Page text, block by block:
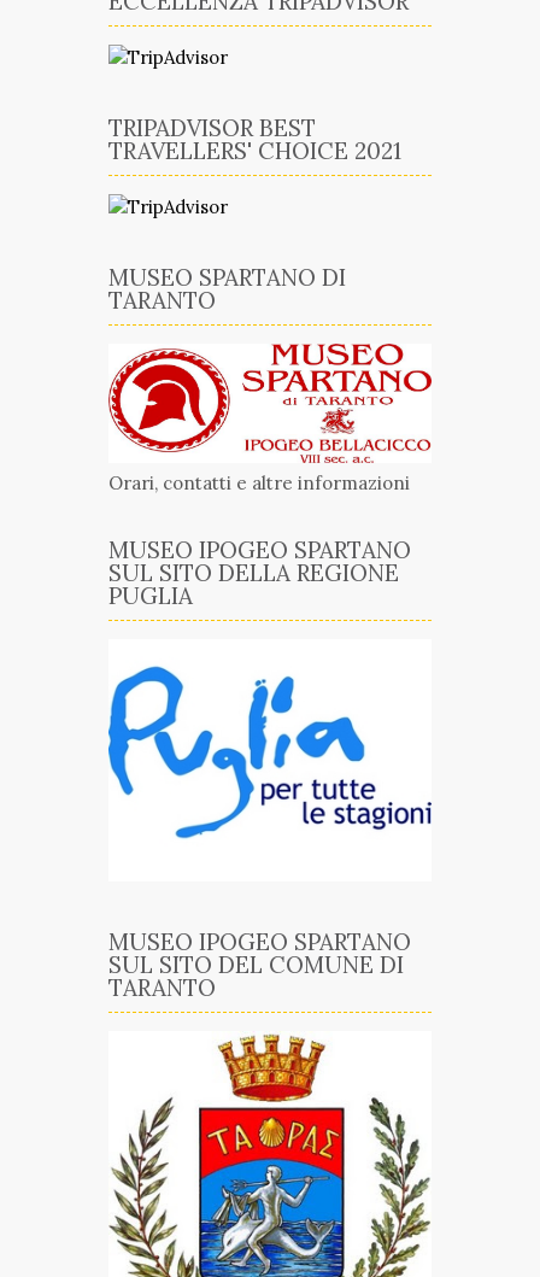
TRIPADVISOR BEST
TRAVELLERS' CHOICE 2021
MUSEO SPARTANO DI
TARANTO
Orari, contatti e altre informazioni
MUSEO IPOGEO SPARTANO
SUL SITO DELLA REGIONE
PUGLIA
MUSEO IPOGEO SPARTANO
SUL SITO DEL COMUNE DI
TARANTO